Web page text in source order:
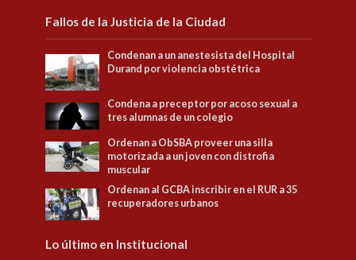
Fallos de la Justicia de la Ciudad
Condenan a un anestesista del Hospital
Durand por violencia obstétrica
Condena a preceptor por acoso sexual a
tres alumnas de un colegio
Ordenan a ObSBA proveer una silla
motorizada a un joven con distrofia
muscular
Ordenan al GCBA inscribir en el RUR a 35
recuperadores urbanos
Lo último en Institucional